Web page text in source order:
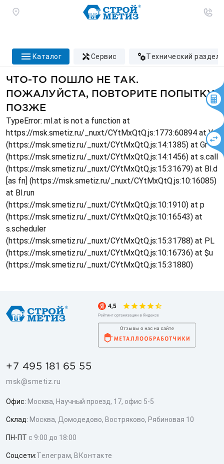
каталог сервис технический раздел
ЧТО-ТО ПОШЛО НЕ ТАК.
ПОЖАЛУЙСТА, ПОВТОРИТЕ ПОПЫТКУ
ПОЗЖЕ
TypeError: ml.at is not a function at
https://msk.smetiz.ru/_nuxt/CYtMxQtQ.js:1773:60894 at Ys
(https://msk.smetiz.ru/_nuxt/CYtMxQtQ.js:14:1385) at Gr
(https://msk.smetiz.ru/_nuxt/CYtMxQtQ.js:14:1456) at s.call
(https://msk.smetiz.ru/_nuxt/CYtMxQtQ.js:15:31679) at Bl.d
[as fn] (https://msk.smetiz.ru/_nuxt/CYtMxQtQ.js:10:16085)
at Bl.run
(https://msk.smetiz.ru/_nuxt/CYtMxQtQ.js:10:1910) at p
(https://msk.smetiz.ru/_nuxt/CYtMxQtQ.js:10:16543) at
s.scheduler
(https://msk.smetiz.ru/_nuxt/CYtMxQtQ.js:15:31788) at PL
(https://msk.smetiz.ru/_nuxt/CYtMxQtQ.js:10:16736) at $u
(https://msk.smetiz.ru/_nuxt/CYtMxQtQ.js:15:31880)
+7 495 181 65 55
msk@smetiz.ru
Офис: Москва, Научный проезд, 17, офис 5-5
Склад: Москва, Домодедово, Востряково, Рябиновая 10
ПН-ПТ с 9:00 до 18:00
Соцсети:Телеграм, ВКонтакте